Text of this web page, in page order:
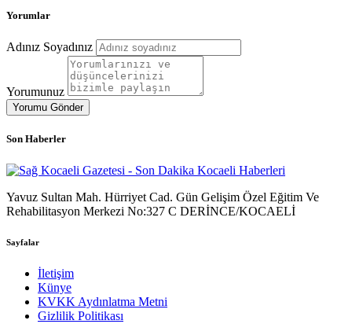
Yorumlar
Adınız Soyadınız
Yorumunuz
Yorumu Gönder
Son Haberler
Yavuz Sultan Mah. Hürriyet Cad. Gün Gelişim Özel Eğitim Ve
Rehabilitasyon Merkezi No:327 C DERİNCE/KOCAELİ
Sayfalar
İletişim
Künye
KVKK Aydınlatma Metni
Gizlilik Politikası